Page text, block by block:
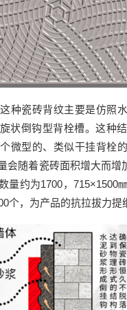
种瓷砖背纹主要是仿照
状倒钩型背栓槽。这种
微型的、类似干挂背栓
会随着瓷砖面积增大而增
量约为1700， 715×1500
个，为产品的抗拉拔力提